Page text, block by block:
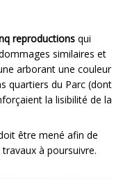
reproductions qui
similaires et
arborant une couleur
quartiers du Parc (dont
la lisibilité de la
être mené afin de
à poursuivre.